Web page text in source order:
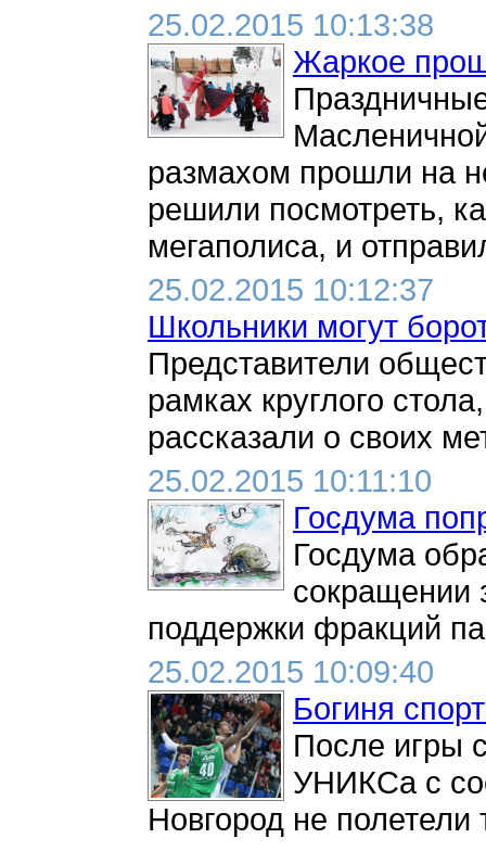
25.02.2015 10:13:38
Жаркое
размахом прошли на
решили посмотреть,
мегаполиса, и
25.02.2015 10:12:37
Школьники могут
Представители
рамках круглого
рассказали о своих
25.02.2015 10:11:10
Госдума
Госдума
сокращении
поддержки фракций
25.02.2015 10:09:40
Богиня
После игры
УНИКСа с
Новгород не